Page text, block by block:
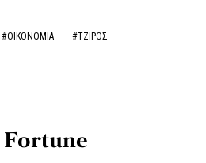
#ΟΙΚΟΝΟΜΙΑ
#ΤΖΙΡΟΣ
Fortune